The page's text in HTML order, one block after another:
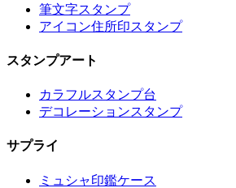
筆文字スタンプ
アイコン住所印スタンプ
スタンプアート
カラフルスタンプ台
デコレーションスタンプ
サプライ
ミュシャ印鑑ケース